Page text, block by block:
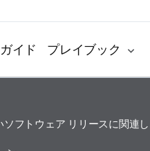
イド プレイブック
フトウェア リリースに関連